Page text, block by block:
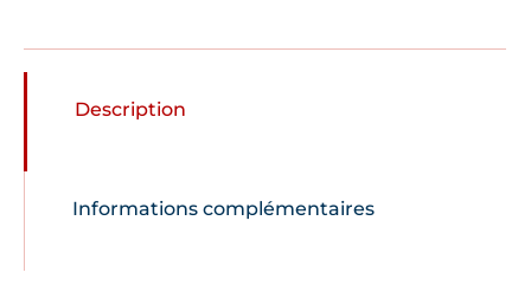
Description
Informations complémentaires